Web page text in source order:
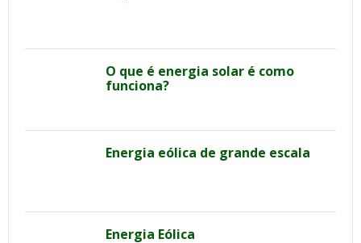
O que é energia solar é como
funciona?
Energia eólica de grande escala
Energia Eólica